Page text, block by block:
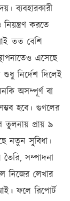
ব্যবহারকারী
করতে
তত বেশি
এসেছে
নির্দেশ দিলেই
অসম্পূর্ণ বা
হবে। গুগলের
তুলনায় প্রায় ৯
নতুন সুবিধা।
সম্পাদনা
নিজের লেখার
ফলে রিপোর্ট